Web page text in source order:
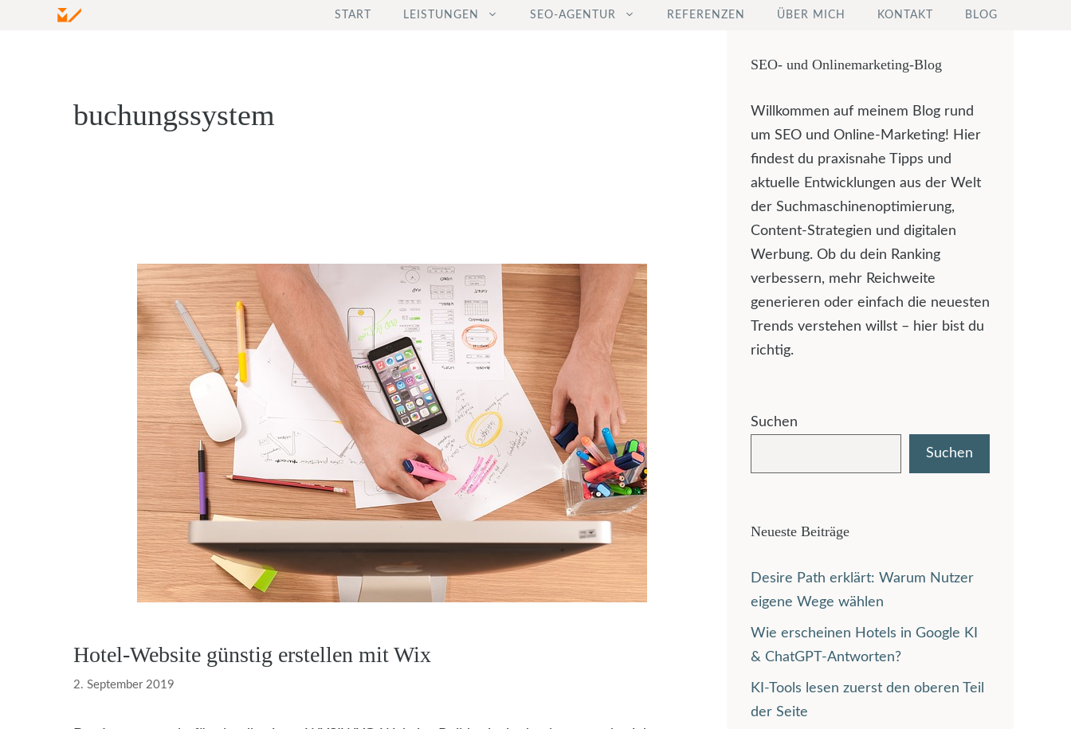
START LEISTUNGEN SEO-AGENTUR REFERENZEN ÜBER MICH KONTAKT BLOG
buchungssystem
Hotel-Website günstig erstellen mit Wix
2. September 2019
SEO- und Onlinemarketing-Blog
Willkommen auf meinem Blog rund
um SEO und Online-Marketing! Hier
findest du praxisnahe Tipps und
aktuelle Entwicklungen aus der Welt
der Suchmaschinenoptimierung,
Content-Strategien und digitalen
Werbung. Ob du dein Ranking
verbessern, mehr Reichweite
generieren oder einfach die neuesten
Trends verstehen willst – hier bist du
richtig.
Suchen
Suchen
Neueste Beiträge
Desire Path erklärt: Warum Nutzer
eigene Wege wählen
Wie erscheinen Hotels in Google KI
& ChatGPT-Antworten?
KI-Tools lesen zuerst den oberen Teil
der Seite